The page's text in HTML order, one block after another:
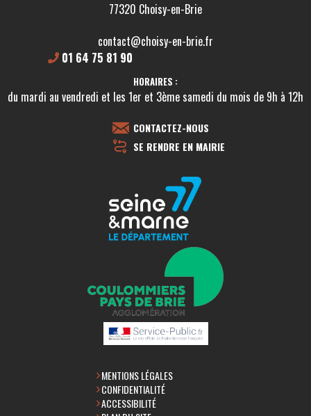
77320 Choisy-en-Brie
contact@choisy-en-brie.fr
01 64 75 81 90
HORAIRES :
du mardi au vendredi et les 1er et 3ème samedi du mois de 9h à 12h
CONTACTEZ-NOUS
SE RENDRE EN MAIRIE
MENTIONS LÉGALES
CONFIDENTIALITÉ
ACCESSIBILITÉ